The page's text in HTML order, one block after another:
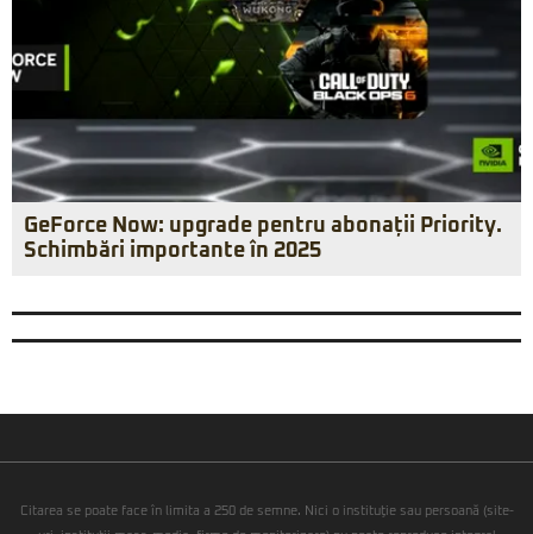
GeForce Now: upgrade pentru abonații Priority.
Schimbări importante în 2025
Citarea se poate face în limita a 250 de semne. Nici o instituţie sau persoană (site-